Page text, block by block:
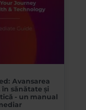
Avansarea
sănătate și
- un manual